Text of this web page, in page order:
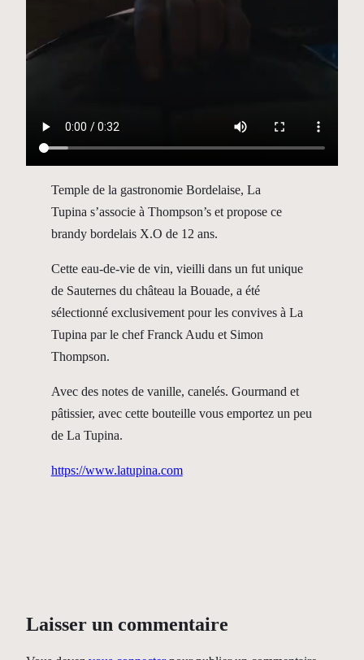
Temple de la gastronomie Bordelaise, La
Tupina s’associe à Thompson’s et propose ce
brandy bordelais X.O de 12 ans.
Cette eau-de-vie de vin, vieilli dans un fut unique
de Sauternes du château la Bouade, a été
sélectionné exclusivement pour les convives à La
Tupina par le chef Franck Audu et Simon
Thompson.
Avec des notes de vanille, canelés. Gourmand et
pâtissier, avec cette bouteille vous emportez un peu
de La Tupina.
https://www.latupina.com
Laisser un commentaire